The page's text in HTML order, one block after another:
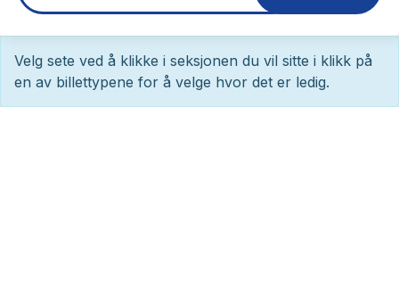
Velg sete ved å klikke i seksjonen du vil sitte i klikk på
en av billettypene for å velge hvor det er ledig.